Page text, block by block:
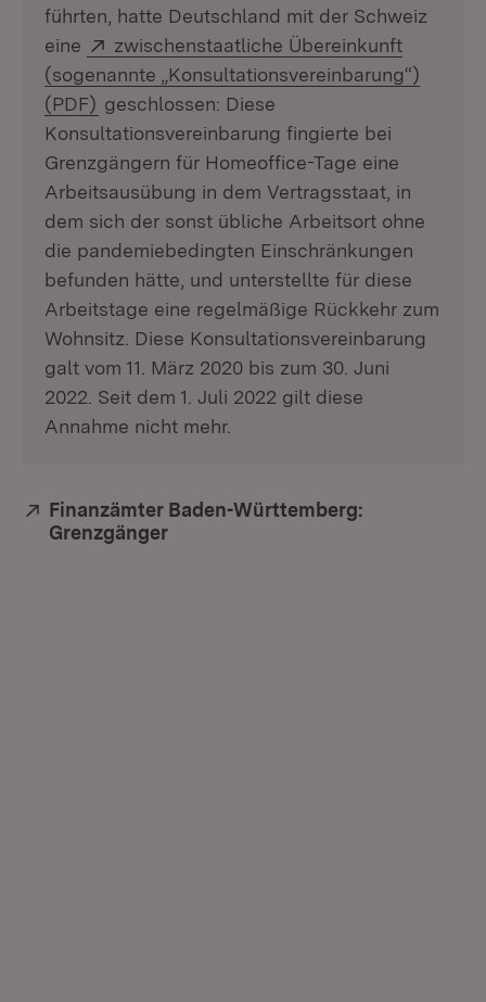
führten, hatte Deutschland mit der Schweiz
eine
Extern:
zwischenstaatliche Übereinkunft
(sogenannte „Konsultationsvereinbarung“)
(PDF) (Öffnet in neuem Fenster)
geschlossen: Diese
Konsultationsvereinbarung fingierte bei
Grenzgängern für Homeoffice-Tage eine
Arbeitsausübung in dem Vertragsstaat, in
dem sich der sonst übliche Arbeitsort ohne
die pandemiebedingten Einschränkungen
befunden hätte, und unterstellte für diese
Arbeitstage eine regelmäßige Rückkehr zum
Wohnsitz. Diese Konsultationsvereinbarung
galt vom 11. März 2020 bis zum 30. Juni
2022. Seit dem 1. Juli 2022 gilt diese
Annahme nicht mehr.
Extern:
Finanzämter Baden-Württemberg:
Grenzgänger